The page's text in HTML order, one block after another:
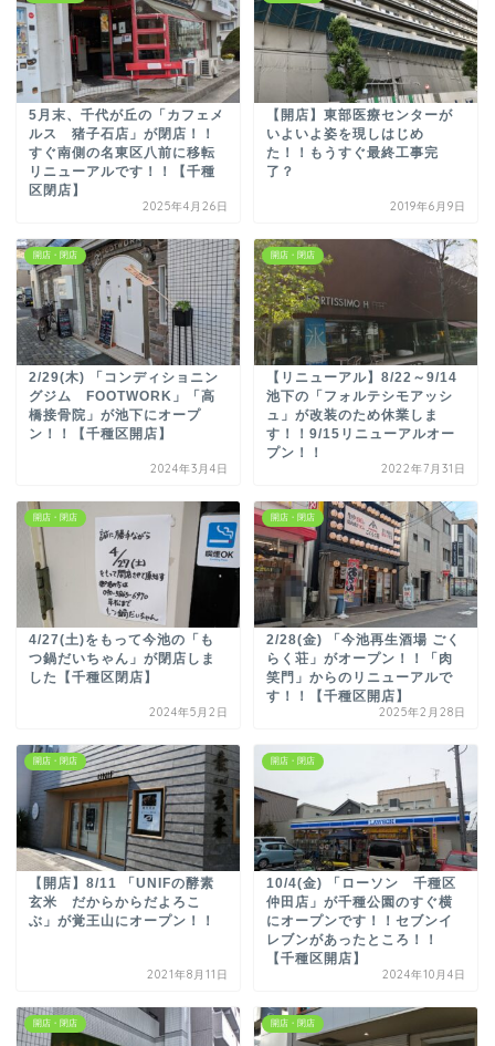
5月末、千代が丘の「カフェメ
ルス 猪子石店」が閉店！！
すぐ南側の名東区八前に移転
リニューアルです！！【千種
区閉店】
2025年4月26日
【開店】東部医療センターが
いよいよ姿を現しはじめ
た！！もうすぐ最終工事完
了？
2019年6月9日
開店・閉店
2/29(木) 「コンディショニン
グジム FOOTWORK」「高
橋接骨院」が池下にオープ
ン！！【千種区開店】
2024年3月4日
開店・閉店
【リニューアル】8/22～9/14
池下の「フォルテシモアッシ
ュ」が改装のため休業しま
す！！9/15リニューアルオー
プン！！
2022年7月31日
開店・閉店
4/27(土)をもって今池の「も
つ鍋だいちゃん」が閉店しま
した【千種区閉店】
2024年5月2日
開店・閉店
2/28(金) 「今池再生酒場 ごく
らく荘」がオープン！！「肉
笑門」からのリニューアルで
す！！【千種区開店】
2025年2月28日
開店・閉店
【開店】8/11 「UNIFの酵素
玄米 だからからだよろこ
ぶ」が覚王山にオープン！！
2021年8月11日
開店・閉店
10/4(金) 「ローソン 千種区
仲田店」が千種公園のすぐ横
にオープンです！！セブンイ
レブンがあったところ！！
【千種区開店】
2024年10月4日
開店・閉店 開店・閉店